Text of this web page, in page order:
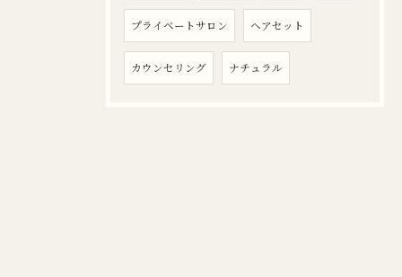
プライベートサロン ヘアセット
カウンセリング ナチュラル